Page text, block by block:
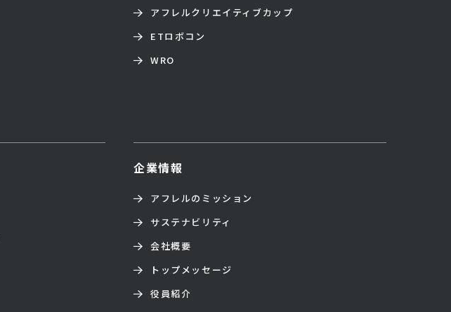
アフレルクリエイティブカップ
ETロボコン
WRO
企業情報
アフレルのミッション
サステナビリティ
会社概要
トップメッセージ
役員紹介